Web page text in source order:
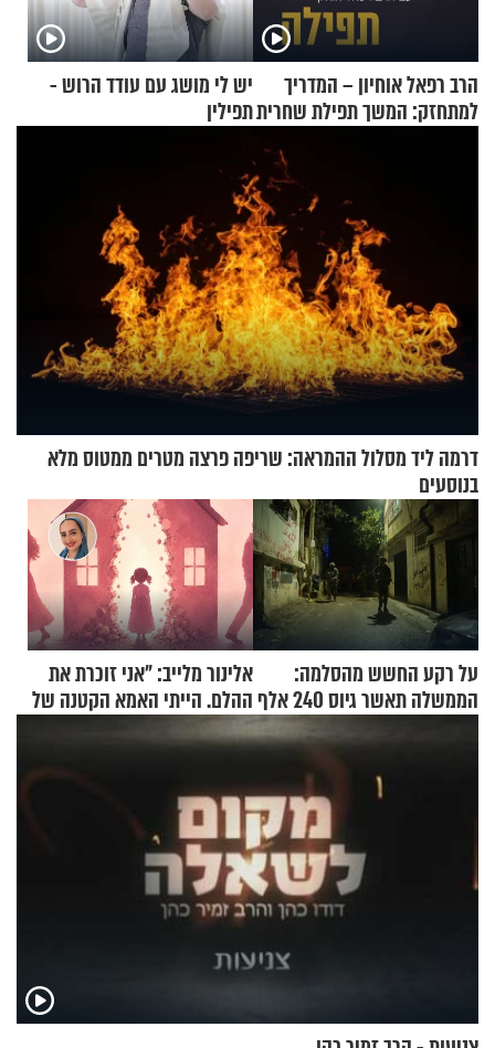
הרב רפאל אוחיון – המדריך
למתחזק: המשך תפילת שחרית
יש לי מושג עם עודד הרוש -
תפילין
דרמה ליד מסלול ההמראה: שריפה פרצה מטרים ממטוס מלא
בנוסעים
על רקע החשש מהסלמה:
הממשלה תאשר גיוס 240 אלף
אלינור מלייב: "אני זוכרת את
ההלם. הייתי האמא הקטנה של
הבית"